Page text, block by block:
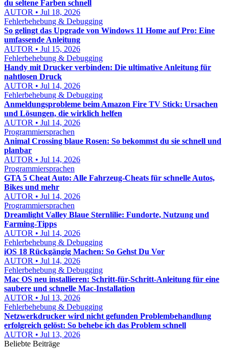
du seltene Farben schnell
AUTOR • Jul 18, 2026
Fehlerbehebung & Debugging
So gelingt das Upgrade von Windows 11 Home auf Pro: Eine
umfassende Anleitung
AUTOR • Jul 15, 2026
Fehlerbehebung & Debugging
Handy mit Drucker verbinden: Die ultimative Anleitung für
nahtlosen Druck
AUTOR • Jul 14, 2026
Fehlerbehebung & Debugging
Anmeldungsprobleme beim Amazon Fire TV Stick: Ursachen
und Lösungen, die wirklich helfen
AUTOR • Jul 14, 2026
Programmiersprachen
Animal Crossing blaue Rosen: So bekommst du sie schnell und
planbar
AUTOR • Jul 14, 2026
Programmiersprachen
GTA 5 Cheat Auto: Alle Fahrzeug-Cheats für schnelle Autos,
Bikes und mehr
AUTOR • Jul 14, 2026
Programmiersprachen
Dreamlight Valley Blaue Sternlilie: Fundorte, Nutzung und
Farming-Tipps
AUTOR • Jul 14, 2026
Fehlerbehebung & Debugging
iOS 18 Rückgängig Machen: So Gehst Du Vor
AUTOR • Jul 14, 2026
Fehlerbehebung & Debugging
Mac OS neu installieren: Schritt-für-Schritt-Anleitung für eine
saubere und schnelle Mac-Installation
AUTOR • Jul 13, 2026
Fehlerbehebung & Debugging
Netzwerkdrucker wird nicht gefunden Problembehandlung
erfolgreich gelöst: So behebe ich das Problem schnell
AUTOR • Jul 13, 2026
Beliebte Beiträge